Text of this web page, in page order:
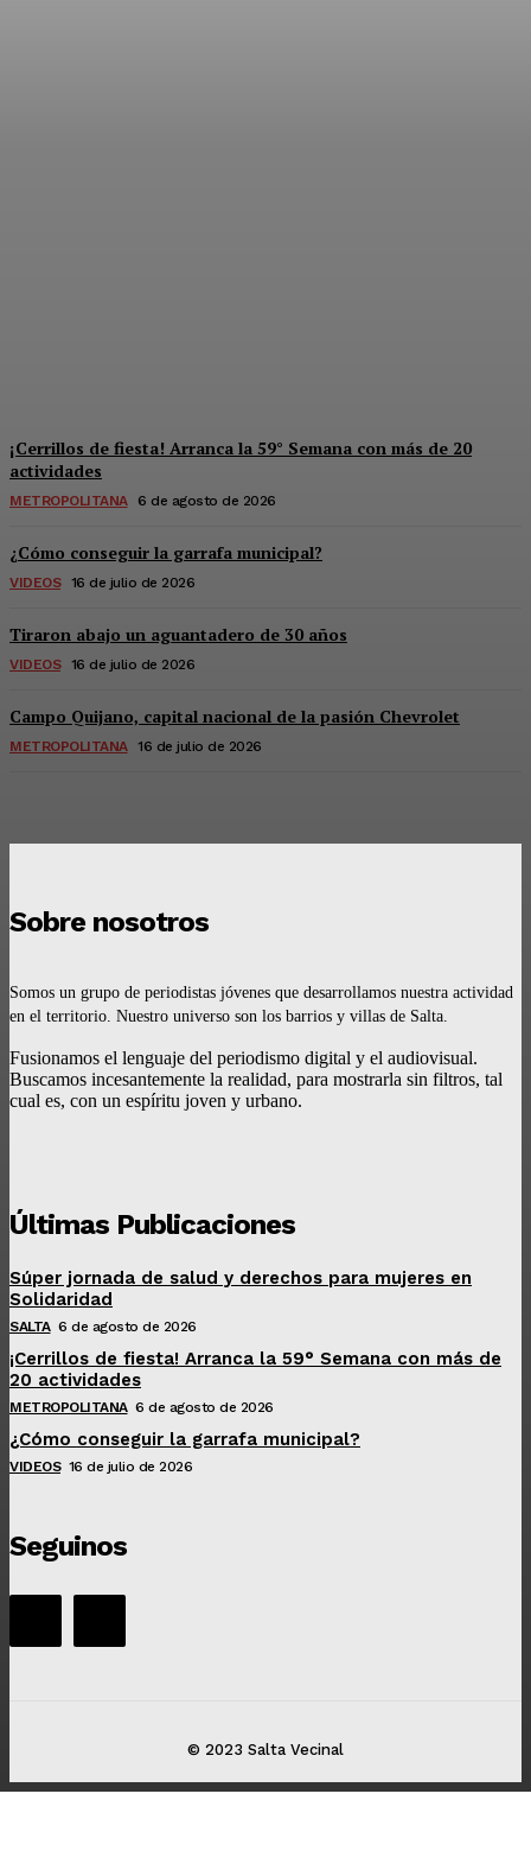
¡Cerrillos de fiesta! Arranca la 59° Semana con más de 20
actividades
METROPOLITANA 6 de agosto de 2026
¿Cómo conseguir la garrafa municipal?
VIDEOS 16 de julio de 2026
Tiraron abajo un aguantadero de 30 años
VIDEOS 16 de julio de 2026
Campo Quijano, capital nacional de la pasión Chevrolet
METROPOLITANA 16 de julio de 2026
Sobre nosotros
Somos un grupo de periodistas jóvenes que desarrollamos nuestra actividad
en el territorio. Nuestro universo son los barrios y villas de Salta.
Fusionamos el lenguaje del periodismo digital y el audiovisual.
Buscamos incesantemente la realidad, para mostrarla sin filtros, tal
cual es, con un espíritu joven y urbano.
Últimas Publicaciones
Súper jornada de salud y derechos para mujeres en
Solidaridad
SALTA 6 de agosto de 2026
¡Cerrillos de fiesta! Arranca la 59° Semana con más de
20 actividades
METROPOLITANA 6 de agosto de 2026
¿Cómo conseguir la garrafa municipal?
VIDEOS 16 de julio de 2026
Seguinos
© 2023 Salta Vecinal